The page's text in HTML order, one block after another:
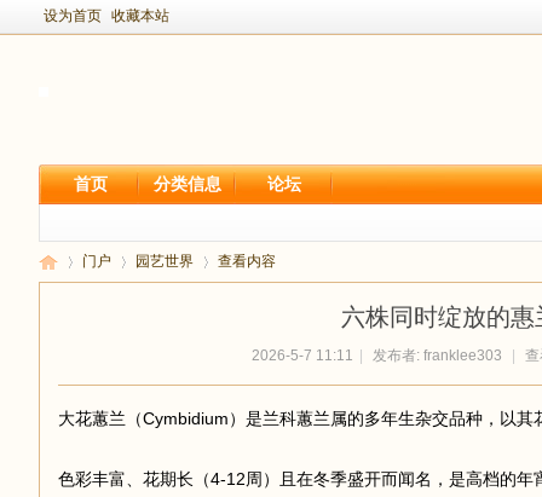
设为首页 收藏本站
首页 分类信息 论坛
门户 园艺世界 查看内容
六株同时绽放的惠
2026-5-7 11:11 发布者: franklee303
大花蕙兰（Cymbidium）是兰科蕙兰属的多年生杂交品种，以其
色彩丰富、花期长（4-12周）且在冬季盛开而闻名，是高档的年